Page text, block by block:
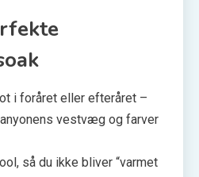
i foråret eller efteråret –
vestvæg og farver
så du ikke bliver “varmet